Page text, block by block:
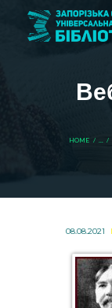
HOME ...
08.08.2021